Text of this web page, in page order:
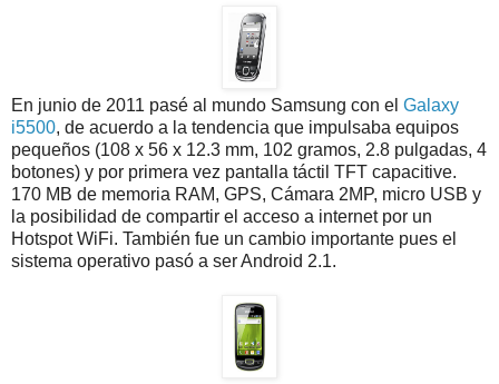
En junio de 2011 pasé al mundo Samsung con el Galaxy
i5500, de acuerdo a la tendencia que impulsaba equipos
pequeños (108 x 56 x 12.3 mm, 102 gramos, 2.8 pulgadas, 4
botones) y por primera vez pantalla táctil TFT capacitive.
170 MB de memoria RAM, GPS, Cámara 2MP, micro USB y
la posibilidad de compartir el acceso a internet por un
Hotspot WiFi. También fue un cambio importante pues el
sistema operativo pasó a ser Android 2.1.